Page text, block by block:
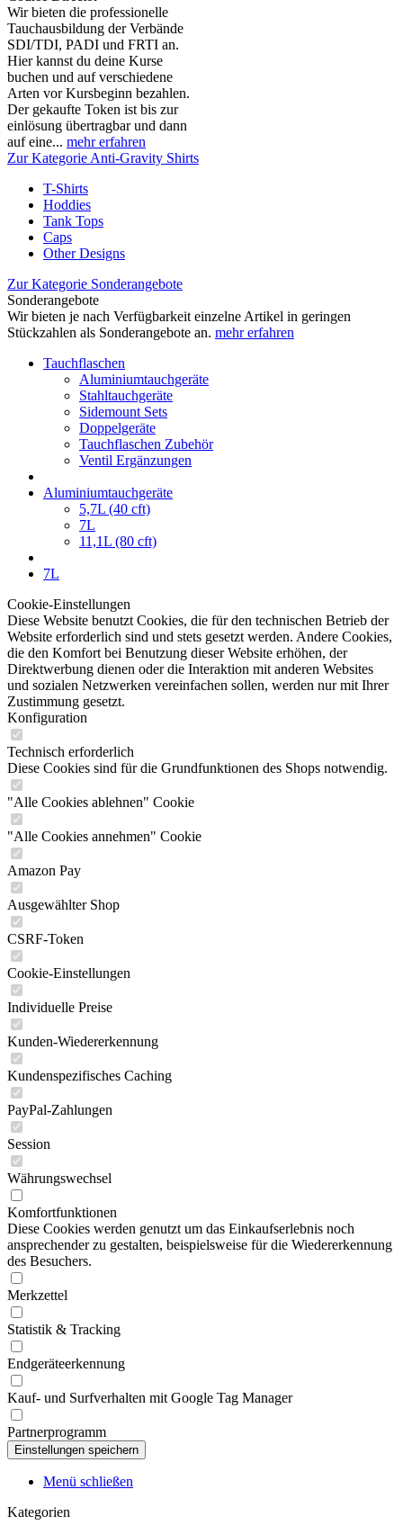
Wir bieten die professionelle
Tauchausbildung der Verbände
SDI/TDI, PADI und FRTI an.
Hier kannst du deine Kurse
buchen und auf verschiedene
Arten vor Kursbeginn bezahlen.
Der gekaufte Token ist bis zur
einlösung übertragbar und dann
auf eine... mehr erfahren
Zur Kategorie Anti-Gravity Shirts
T-Shirts
Hoddies
Tank Tops
Caps
Other Designs
Zur Kategorie Sonderangebote
Sonderangebote
Wir bieten je nach Verfügbarkeit einzelne Artikel in geringen
Stückzahlen als Sonderangebote an. mehr erfahren
Tauchflaschen
Aluminiumtauchgeräte
Stahltauchgeräte
Sidemount Sets
Doppelgeräte
Tauchflaschen Zubehör
Ventil Ergänzungen
Aluminiumtauchgeräte
5,7L (40 cft)
7L
11,1L (80 cft)
7L
Cookie-Einstellungen
Diese Website benutzt Cookies, die für den technischen Betrieb der
Website erforderlich sind und stets gesetzt werden. Andere Cookies,
die den Komfort bei Benutzung dieser Website erhöhen, der
Direktwerbung dienen oder die Interaktion mit anderen Websites
und sozialen Netzwerken vereinfachen sollen, werden nur mit Ihrer
Zustimmung gesetzt.
Konfiguration
Technisch erforderlich
Diese Cookies sind für die Grundfunktionen des Shops notwendig.
"Alle Cookies ablehnen" Cookie
"Alle Cookies annehmen" Cookie
Amazon Pay
Ausgewählter Shop
CSRF-Token
Cookie-Einstellungen
Individuelle Preise
Kunden-Wiedererkennung
Kundenspezifisches Caching
PayPal-Zahlungen
Session
Währungswechsel
Komfortfunktionen
Diese Cookies werden genutzt um das Einkaufserlebnis noch
ansprechender zu gestalten, beispielsweise für die Wiedererkennung
des Besuchers.
Merkzettel
Statistik & Tracking
Endgeräteerkennung
Kauf- und Surfverhalten mit Google Tag Manager
Partnerprogramm
Menü schließen
Kategorien